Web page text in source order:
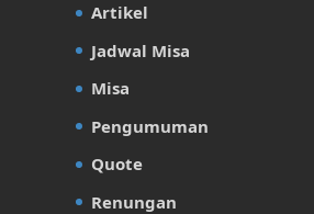
Artikel
Jadwal Misa
Misa
Pengumuman
Quote
Renungan